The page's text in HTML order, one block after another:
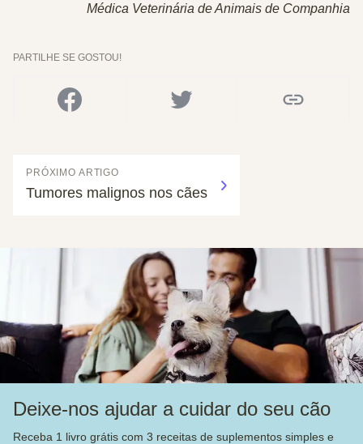
Médica Veterinária de Animais de Companhia
PARTILHE SE GOSTOU!
PRÓXIMO ARTIGO
Tumores malignos nos cães
Deixe-nos ajudar a cuidar do seu cão
Receba 1 livro grátis com 3 receitas de suplementos simples e